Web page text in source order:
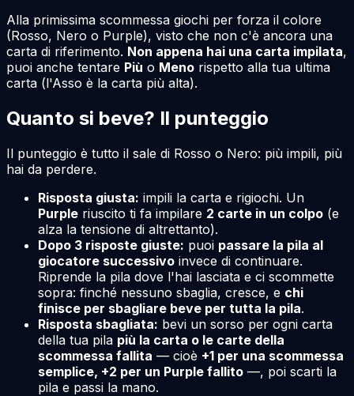
Alla primissima scommessa giochi per forza il colore
(Rosso, Nero o Purple), visto che non c'è ancora una
carta di riferimento. Non appena hai una carta impilata,
puoi anche tentare Più o Meno rispetto alla tua ultima
carta (l'Asso è la carta più alta).
Quanto si beve? Il punteggio
Il punteggio è tutto il sale di Rosso o Nero: più impili, più
hai da perdere.
Risposta giusta: impili la carta e rigiochi. Un
Purple riuscito ti fa impilare 2 carte in un colpo (e
alza la tensione di altrettanto).
Dopo 3 risposte giuste: puoi passare la pila al
giocatore successivo invece di continuare.
Riprende la pila dove l'hai lasciata e ci scommette
sopra: finché nessuno sbaglia, cresce, e chi
finisce per sbagliare beve per tutta la pila.
Risposta sbagliata: bevi un sorso per ogni carta
della tua pila più la carta o le carte della
scommessa fallita — cioè +1 per una scommessa
semplice, +2 per un Purple fallito —, poi scarti la
pila e passi la mano.